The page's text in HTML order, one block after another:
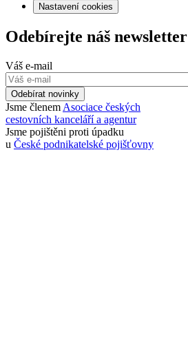
Nastavení cookies
Odebírejte náš newsletter
Váš e-mail
Odebírat novinky
Jsme členem Asociace českých
cestovních kanceláří a agentur
Jsme pojištěni proti úpadku
u České podnikatelské pojišťovny